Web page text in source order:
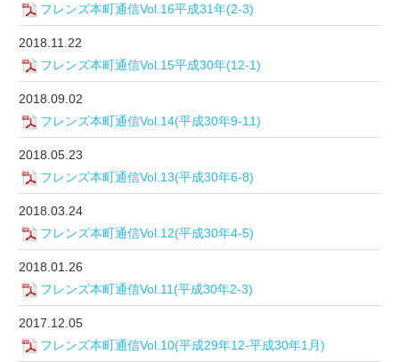
フレンズ本町通信Vol.16平成31年(2-3)
2018.11.22
フレンズ本町通信Vol.15平成30年(12-1)
2018.09.02
フレンズ本町通信Vol.14(平成30年9-11)
2018.05.23
フレンズ本町通信Vol.13(平成30年6-8)
2018.03.24
フレンズ本町通信Vol.12(平成30年4-5)
2018.01.26
フレンズ本町通信Vol.11(平成30年2-3)
2017.12.05
フレンズ本町通信Vol.10(平成29年12-平成30年1月)